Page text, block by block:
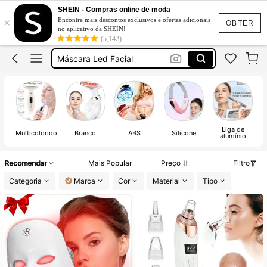
OBTER
×
SHEIN - Compras online de moda
Encontre mais descontos exclusivos e ofertas adicionais
no aplicativo da SHEIN!
(5,142)
Mascara Facial Led
Massageador Facial
Dermapen
Máscara Led Facial
Mascara Facial Led
Multicolorido Branco ABS Silicone Liga de
alumínio
Recomendar Mais Popular Preço
Filtro
Categoria
Marca Cor Material Tipo